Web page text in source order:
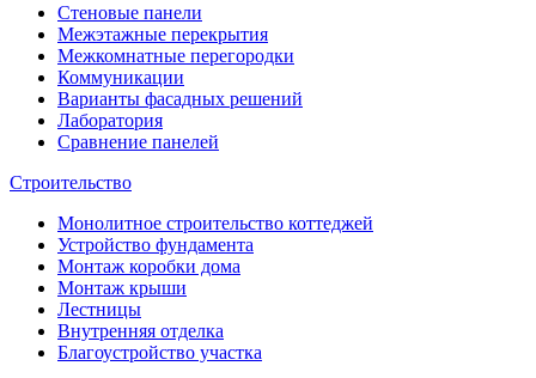
Стеновые панели
Межэтажные перекрытия
Межкомнатные перегородки
Коммуникации
Варианты фасадных решений
Лаборатория
Сравнение панелей
Строительство
Монолитное строительство коттеджей
Устройство фундамента
Монтаж коробки дома
Монтаж крыши
Лестницы
Внутренняя отделка
Благоустройство участка